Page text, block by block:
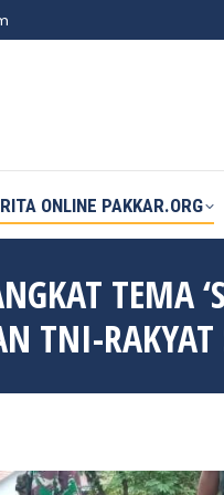
ONLINE PAKKAR.ORG
TEMA
TNI-
ONLINE PAKKAR.ORG